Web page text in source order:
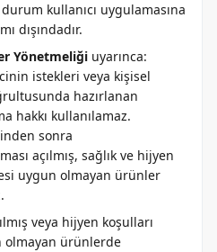
kullanıcı uygulamasına
dışındadır.
Yönetmeliği uyarınca:
istekleri veya kişisel
hazırlanan
hakkı kullanılamaz.
sonra
açılmış, sağlık ve hijyen
uygun olmayan ürünler
veya hijyen koşulları
olmayan ürünlerde